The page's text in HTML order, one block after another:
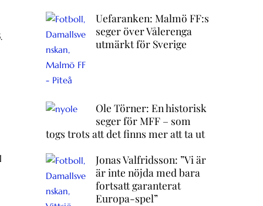
Uefaranken: Malmö FF:s
seger över Vålerenga
utmärkt för Sverige
Ole Törner: En historisk
seger för MFF – som
togs trots att det finns mer att ta ut
Jonas Valfridsson: ”Vi är
är inte nöjda med bara
fortsatt garanterat
Europa-spel”